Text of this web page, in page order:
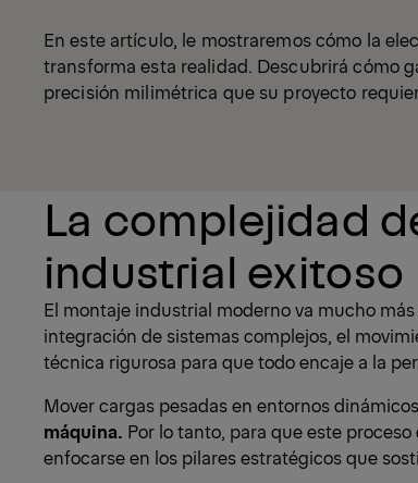
En este artículo, le mostraremos cómo la
transforma esta realidad. Descubrirá cómo
precisión milimétrica que su proyecto
La complejidad
industrial exitoso
El montaje industrial moderno va mucho
integración de sistemas complejos, el
técnica rigurosa para que todo encaje a la
Mover cargas pesadas en entornos dinámicos
máquina. Por lo tanto, para que este
enfocarse en los pilares estratégicos que